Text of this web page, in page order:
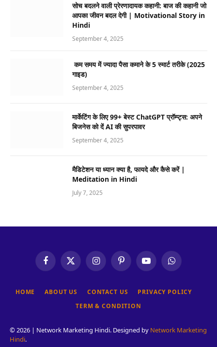
सोच बदलने वाली प्रेरणादायक कहानी: बाज की कहानी जो
आपका जीवन बदल देगी | Motivational Story in
Hindi
September 4, 2025
कम समय में ज्यादा पैसा कमाने के 5 स्मार्ट तरीके (2025
गाइड)
September 4, 2025
मार्केटिंग के लिए 99+ बेस्ट ChatGPT प्रॉम्प्ट्स: अपने
बिजनेस को दें AI की सुपरपावर
September 4, 2025
मैडिटेशन या ध्यान क्या है, फायदे और कैसे करें |
Meditation in Hindi
July 7, 2025
FacebookX
(Twitter)
InstagramPinterestYouTubeWhatsApp
HOME ABOUT US CONTACT US
PRIVACY POLICY
TERM & CONDITION
© 2026 | Network Marketing Hindi. Designed by Network Marketing
Hindi.